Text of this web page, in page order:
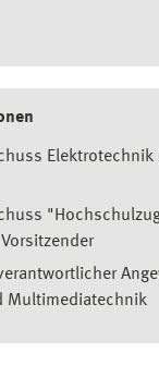
Multimediatechnik